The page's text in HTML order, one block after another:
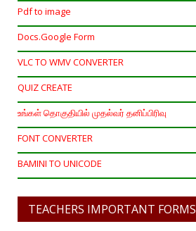
Pdf to image
Docs.Google Form
VLC TO WMV CONVERTER
QUIZ CREATE
உங்கள் தொகுதியில் முதல்வர் தனிப்பிரிவு
FONT CONVERTER
BAMINI TO UNICODE
TEACHERS IMPORTANT FORMS